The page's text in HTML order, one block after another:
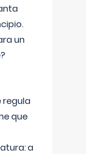
un
regula
que
a